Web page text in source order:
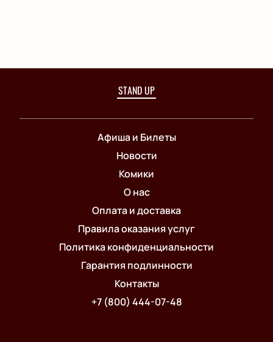
STAND UP
Афиша и Билеты
Новости
Комики
О нас
Оплата и доставка
Правила оказания услуг
Политика конфиденциальности
Гарантия подлинности
Контакты
+7 (800) 444-07-48